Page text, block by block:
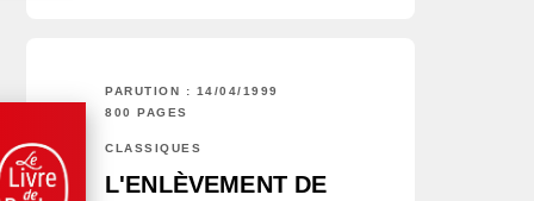
PARUTION : 14/04/1999
800 PAGES
CLASSIQUES
L'ENLÈVEMENT DE